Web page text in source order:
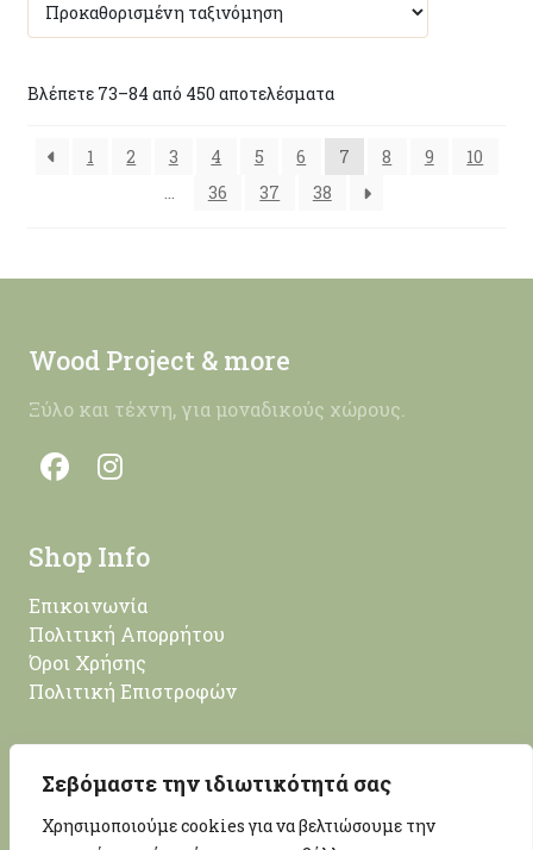
Σεβόμαστε την ιδιωτικότητά σας
Χρησιμοποιούμε cookies για να βελτιώσουμε την
Βλέπετε 73–84 από 450 αποτελέσματα
1 2 3 4 5 6 7 8 9
10
…
36 37 38
Wood Project & more
Ξύλο και τέχνη, για μοναδικούς χώρους.
Shop Info
Επικοινωνία
Πολιτική Απορρήτου
Όροι Χρήσης
Πολιτική Επιστροφών
Επικοινωνία
Νίκου Λευτεριώτη 14, Κέρκυρα, 49100